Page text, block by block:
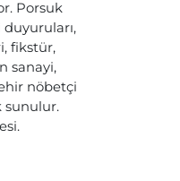
Porsuk
duyuruları,
fikstür,
sanayi,
nöbetçi
sunulur.